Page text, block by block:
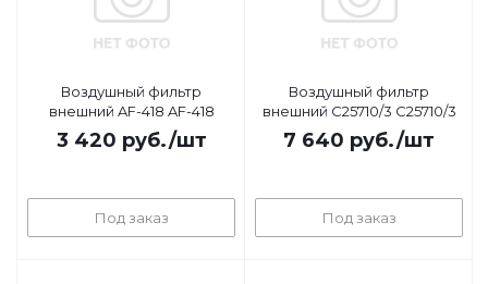
Воздушный фильтр
внешний AF-418 AF-418
3 420 руб./шт
Под заказ
Воздушный фильтр
внешний C25710/3 C25710/3
7 640 руб./шт
Под заказ